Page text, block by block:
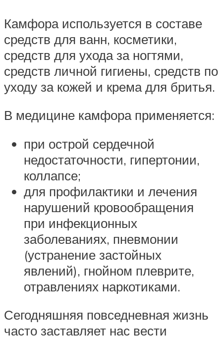
Камфора используется в составе
средств для ванн, косметики,
средств для ухода за ногтями,
средств личной гигиены, средств по
уходу за кожей и крема для бритья.
В медицине камфора применяется:
при острой сердечной
недостаточности, гипертонии,
коллапсе;
для профилактики и лечения
нарушений кровообращения
при инфекционных
заболеваниях, пневмонии
(устранение застойных
явлений), гнойном плеврите,
отравлениях наркотиками.
Сегодняшняя повседневная жизнь
часто заставляет нас вести